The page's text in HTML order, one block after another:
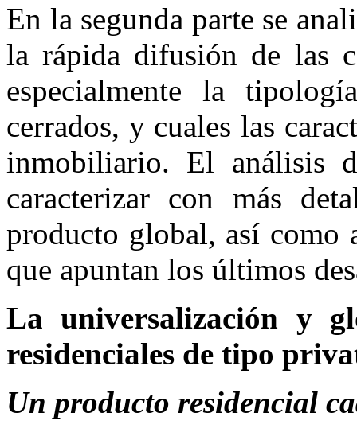
En la segunda parte se
la rápida difusión de las
especialmente la
cerrados, y cuales las
inmobiliario. El análisis
caracterizar con más
producto global, así como
que apuntan los últimos
La universalización y
residenciales de tipo
Un producto residencial